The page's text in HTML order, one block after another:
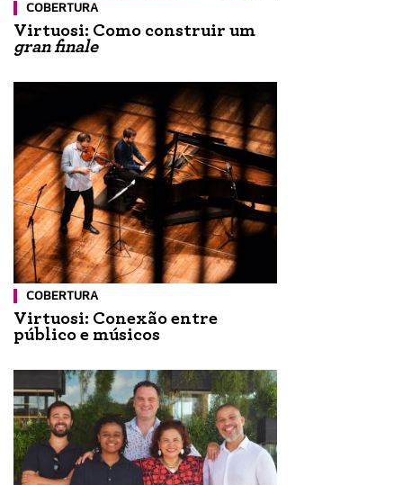
COBERTURA
Virtuosi: Como construir um
gran finale
COBERTURA
Virtuosi: Conexão entre
público e músicos